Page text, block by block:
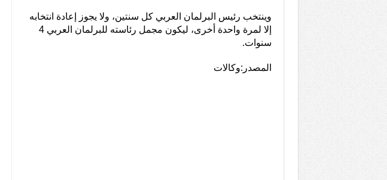
وينتخب رئيس البرلمان العربي كل سنتين، ولا يجوز إعادة انتخابه
إلا لمرة واحدة أخرى، ليكون مجمل رئاسته للبرلمان العربي 4
سنوات.
المصدر:وكالات